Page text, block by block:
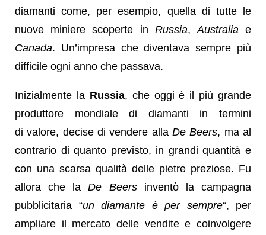
diamanti come, per esempio, quella di tutte le
nuove miniere scoperte in Russia, Australia e
Canada. Un’impresa che diventava sempre più
difficile ogni anno che passava.
Inizialmente la Russia, che oggi è il più grande
produttore mondiale di diamanti in termini
di valore, decise di vendere alla De Beers, ma al
contrario di quanto previsto, in grandi quantità e
con una scarsa qualità delle pietre preziose. Fu
allora che laDe Beersinventò la campagna
pubblicitaria “un diamante è per sempre“, per
ampliare il mercato delle vendite e coinvolgere